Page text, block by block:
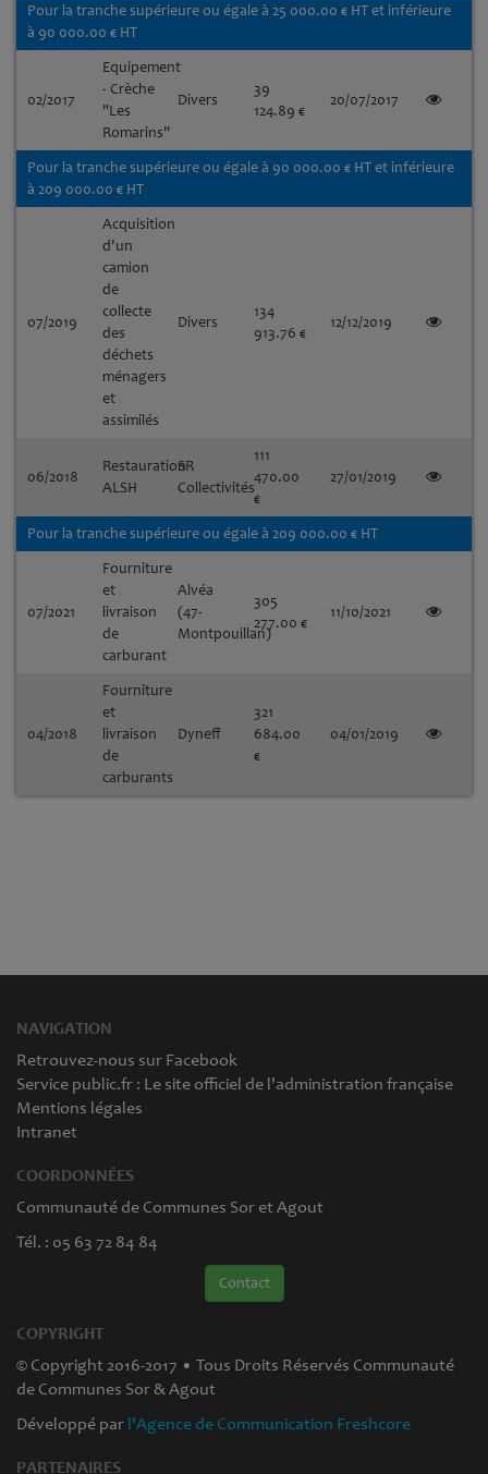
Pour la tranche supérieure ou égale à 25 000.00 € HT et inférieure
à 90 000.00 € HT
02/2017
Equipement
- Crèche
"Les
Romarins"
Divers
39
124.89 €
20/07/2017
Pour la tranche supérieure ou égale à 90 000.00 € HT et inférieure
à 209 000.00 € HT
07/2019
Acquisition
d'un
camion
de
collecte
des
déchets
ménagers
et
assimilés
Divers
134
913.76 €
12/12/2019
06/2018
Restauration
ALSH
SR
Collectivités
111
470.00
€
27/01/2019
Pour la tranche supérieure ou égale à 209 000.00 € HT
07/2021
Fourniture
et
livraison
de
carburant
Alvéa
(47-
Montpouillan)
305
277.00 €
11/10/2021
04/2018
Fourniture
et
livraison
de
carburants
Dyneff
321
684.00
€
04/01/2019
NAVIGATION
Retrouvez-nous sur Facebook
Service public.fr : Le site officiel de l'administration française
Mentions légales
Intranet
COORDONNÉES
Communauté de Communes Sor et Agout
Tél. : 05 63 72 84 84
Contact
COPYRIGHT
© Copyright 2016-2017 • Tous Droits Réservés Communauté
de Communes Sor & Agout
Développé par l'Agence de Communication Freshcore
PARTENAIRES